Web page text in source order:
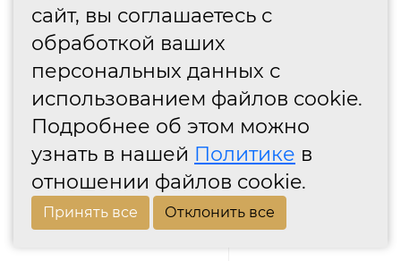
сайт, вы соглашаетесь с
обработкой ваших
персональных данных с
использованием файлов cookie.
Подробнее об этом можно
узнать в нашей Политике в
отношении файлов cookie.
Принять все Отклонить все